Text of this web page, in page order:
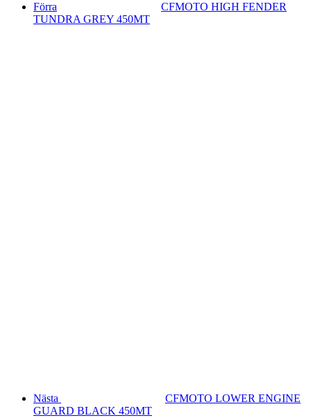
Förra
CFMOTO HIGH FENDER
TUNDRA GREY 450MT
Nästa
CFMOTO LOWER ENGINE
GUARD BLACK 450MT